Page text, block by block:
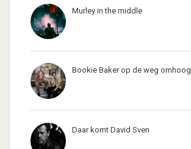
Murley in the middle
Bookie Baker op de weg omhoog
Daar komt David Sven